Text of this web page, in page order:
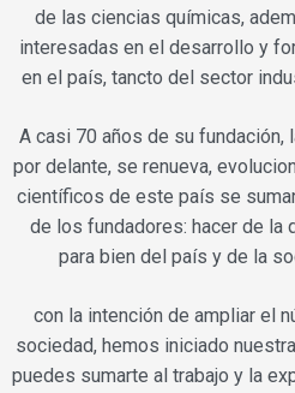
de las ciencias químicas,
interesadas en el desarrollo y
en el país, tancto del sector
A casi 70 años de su fundación,
por delante, se renueva,
científicos de este país se
de los fundadores: hacer de la
para bien del país y de la
con la intención de ampliar el
sociedad, hemos iniciado
puedes sumarte al trabajo y la